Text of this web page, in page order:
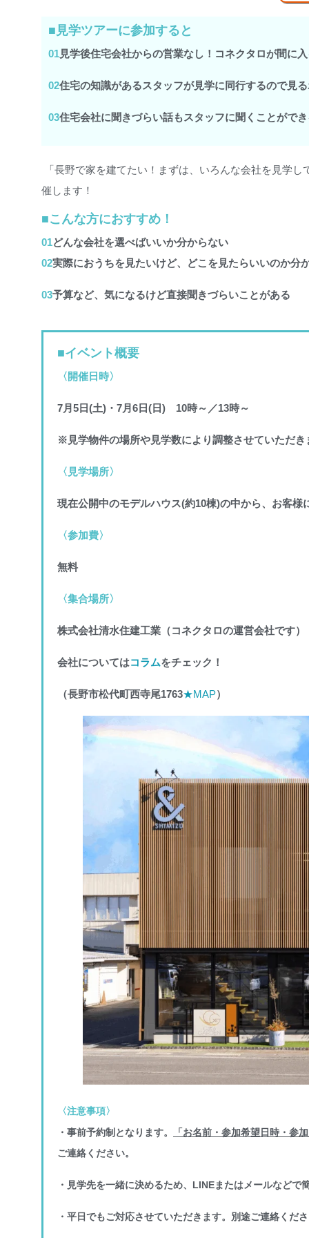
■見学ツアーに参加すると
01見学後住宅会社からの営業なし！ コネクタロが間に
02住宅の知識があるスタッフが見学に同行するので見
03住宅会社に聞きづらい話もスタッフに聞くことがで
「長野で家を建てたい！まずは、いろんな会社を見学
催します！
■こんな方におすすめ！
01どんな会社を選べばいいか分からない
02実際におうちを見たいけど、どこを見たらいいのか分
03予算など、気になるけど直接聞きづらいことがある
■イベント概要
〈開催日時〉
7月5日(土)・7月6日(日) 10時～／13時～
※見学物件の場所や見学数により調整させていただき
〈見学場所〉
現在公開中のモデルハウス(約10棟)の中から、 お客様
〈参加費〉
無料
〈集合場所〉
株式会社清水住建工業（コネクタロの運営会社です）
会社についてはコラムをチェック！
（長野市松代町西寺尾1763★MAP）
〈注意事項〉
・事前予約制となります。
「お名前・参加希望日時・参
ご連絡ください。
・見学先を一緒に決めるため、LINEまたはメールなどで
・平日でもご対応させていただきます。別途ご連絡くだ